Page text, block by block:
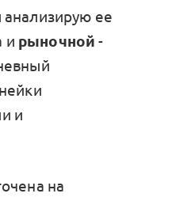
ее
и рыночной -
и
на